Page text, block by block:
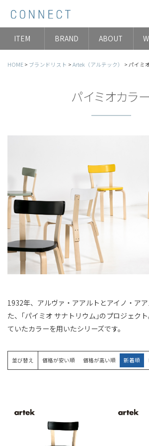
ITEM BRAND ABOUT
HOME ブランドリスト Artek（アルテック） パイミ
パイミオカラー
1932年、アルヴァ・アアルトとアイノ・ア
た、｢パイミオ サナトリウム｣のプロジェク
ていたカラーを用いたシリーズです。
並び替え 価格が安い順 価格が高い順 新着順